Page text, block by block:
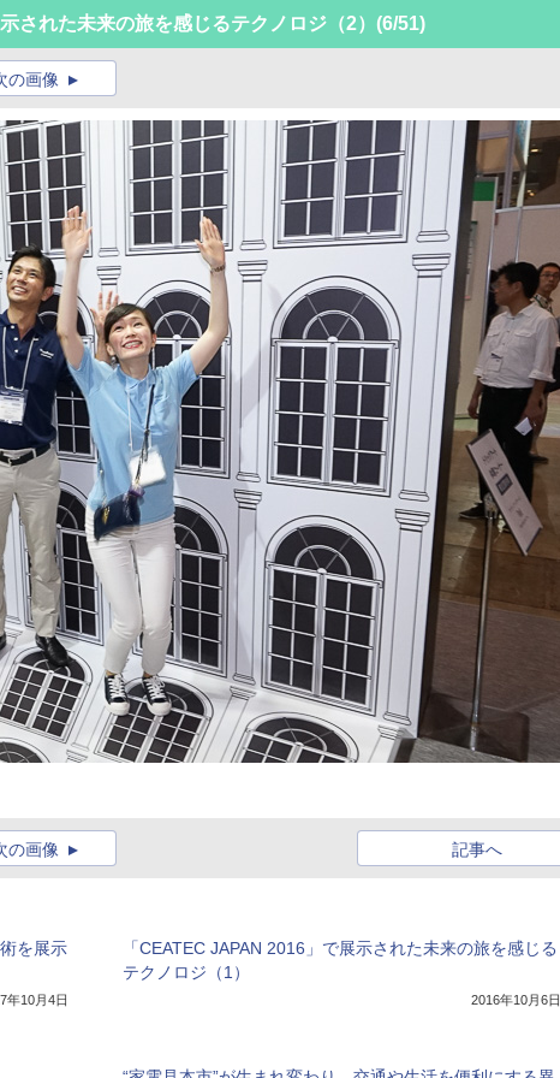
された未来の旅を感じるテクノロジ（2） (6/51)
の画像
記事へ
の画像
を展示
年10月4日
「CEATEC JAPAN 2016」で展示された未来の旅を感じる
テクノロジ（1）
2016年10月6日